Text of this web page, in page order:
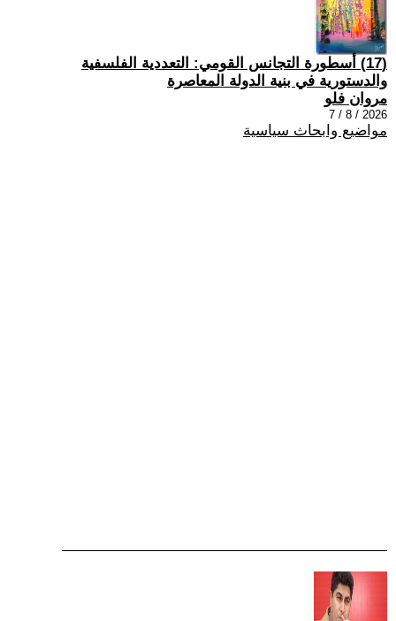
(17) أسطورة التجانس القومي: التعددية الفلسفية
والدستورية في بنية الدولة المعاصرة
مروان فلو
2026 / 8 / 7
مواضيع وابحاث سياسية